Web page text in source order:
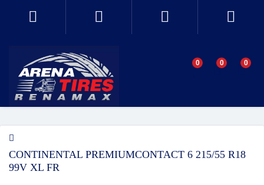
0 0 0
CONTINENTAL PREMIUMCONTACT 6 215/55 R18
99V XL FR